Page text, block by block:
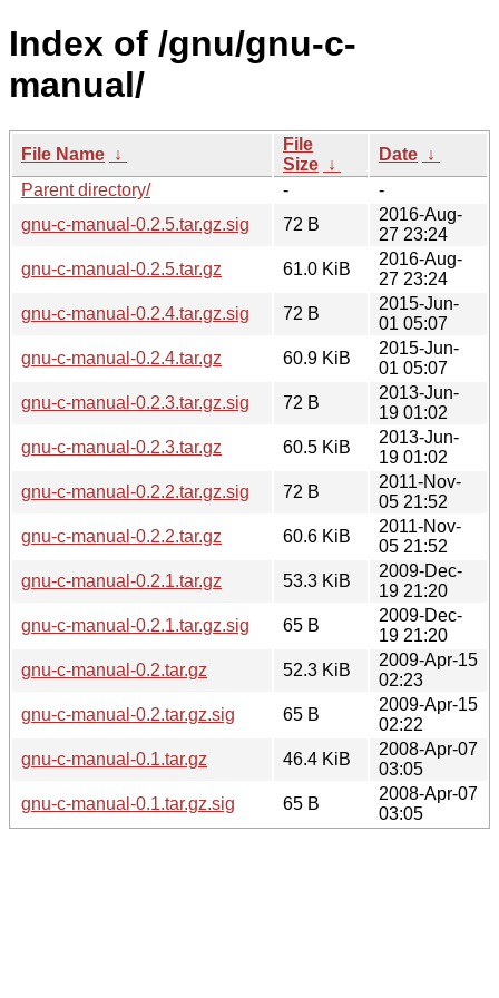
Index of /gnu/gnu-c-
manual/
File Name ↓
File
Size ↓
Date ↓
Parent directory/
-
-
gnu-c-manual-0.2.5.tar.gz.sig
72 B
2016-Aug-
27 23:24
gnu-c-manual-0.2.5.tar.gz
61.0 KiB
2016-Aug-
27 23:24
gnu-c-manual-0.2.4.tar.gz.sig
72 B
2015-Jun-
01 05:07
gnu-c-manual-0.2.4.tar.gz
60.9 KiB
2015-Jun-
01 05:07
gnu-c-manual-0.2.3.tar.gz.sig
72 B
2013-Jun-
19 01:02
gnu-c-manual-0.2.3.tar.gz
60.5 KiB
2013-Jun-
19 01:02
gnu-c-manual-0.2.2.tar.gz.sig
72 B
2011-Nov-
05 21:52
gnu-c-manual-0.2.2.tar.gz
60.6 KiB
2011-Nov-
05 21:52
gnu-c-manual-0.2.1.tar.gz
53.3 KiB
2009-Dec-
19 21:20
gnu-c-manual-0.2.1.tar.gz.sig
65 B
2009-Dec-
19 21:20
gnu-c-manual-0.2.tar.gz
52.3 KiB
2009-Apr-15
02:23
gnu-c-manual-0.2.tar.gz.sig
65 B
2009-Apr-15
02:22
gnu-c-manual-0.1.tar.gz
46.4 KiB
2008-Apr-07
03:05
gnu-c-manual-0.1.tar.gz.sig
65 B
2008-Apr-07
03:05